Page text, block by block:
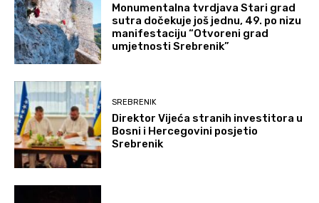
Monumentalna tvrdjava Stari grad
sutra dočekuje još jednu, 49. po nizu
manifestaciju “Otvoreni grad
umjetnosti Srebrenik”
SREBRENIK
Direktor Vijeća stranih investitora u
Bosni i Hercegovini posjetio
Srebrenik